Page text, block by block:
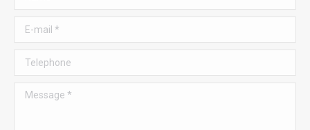
E-mail *
Telephone
Message *